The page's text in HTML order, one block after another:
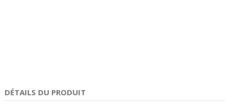
DÉTAILS DU PRODUIT